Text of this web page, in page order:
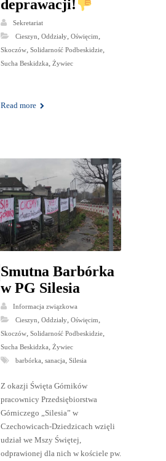
deprawacji!
Sekretariat
Cieszyn, Oddziały, Oświęcim,
Skoczów, Solidarność Podbeskidzie,
Sucha Beskidzka, Żywiec
Read more
Smutna Barbórka
w PG Silesia
Informacja związkowa
Cieszyn Oddziały, Oświęcim
Skoczów, Solidarność Podbeskidzie,
Sucha Beskidzka
Żywiec
barbórka sanacja Silesia
Z okazji Święta Górników
pracownicy Przedsiębiorstwa
Górniczego „Silesia” w
Czechowicach-Dziedzicach wzięli
udział we Mszy Świętej,
odprawionej dla nich w kościele pw.